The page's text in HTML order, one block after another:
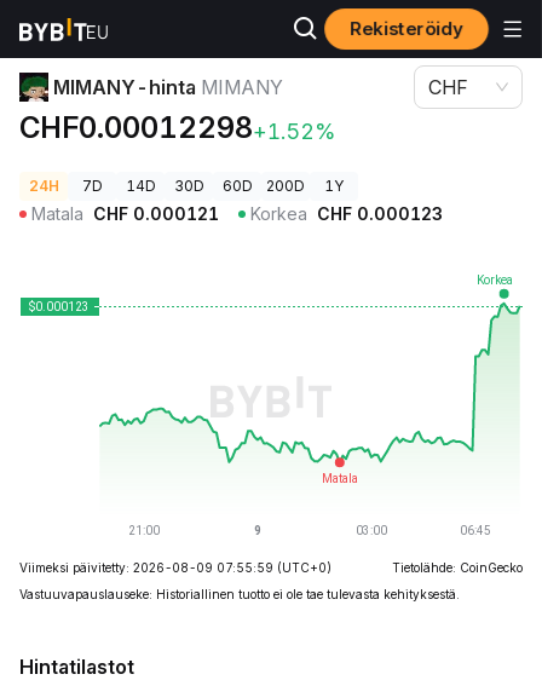
Rekisteröidy
Kryptohinnat MIMANY-hinta MIMANY
MIMANY-hinta MIMANY
CHF0.00012298+1.52%
CHF
24H 7D 14D 30D 60D 200D 1Y
Matala CHF 0.000121 Korkea CHF 0.000123
Viimeksi päivitetty: 2026-08-09 07:55:59 (UTC+0)
Tietolähde: CoinGecko
Vastuuvapauslauseke: Historiallinen tuotto ei ole tae tulevasta kehityksestä.
Hintatilastot